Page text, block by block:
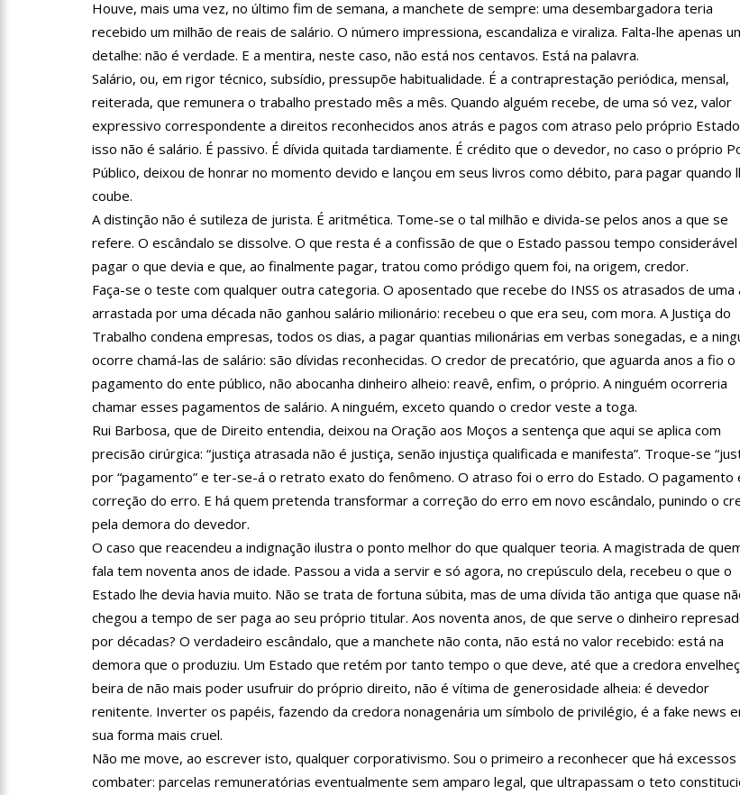
10:00 Linha Direta exibe vídeo com o corpo do menino Henry Borel
15:34 Faustão deixa Band após 1 ano e meio na emissora
Padrasto é pego assinando OnlyFans de enteada: “Me via fazendo sexo”
12:24 Vídeo de Zezé di Camargo desafinando viraliza e fãs lamentam: “Luto”
11:43 Postos serão fiscalizados para garantir queda nos preços, diz ministro
11:24 Campanha intensifica combate à violência sexual contra crianças
11:10 Constituição e Lei Maria da Penha ganham tradução em idioma indígena
11:04 Sine Manaus oferta 167 vagas de emprego nesta quinta-feira, 18/5
adolescentes vítimas de violência
13:24 Dia Mundial da Hipertensão: SES-AM orienta sobre prevenção e tratamento
adequado da doença
Professores do AM entram em greve e cobram reajuste salarial de 25%
13:14 Boi Caprichoso lança vídeos gravados pelos dançarinos da Troup Caprichoso e
13:07 Greve de ônibus é suspensa a pedido do prefeito de Manaus
Houve, mais uma vez, no último fim de semana, a manchete de sempre: uma desembargadora teria
recebido um milhão de reais de salário. O número impressiona, escandaliza e viraliza. Falta-lhe apenas
detalhe: não é verdade. E a mentira, neste caso, não está nos centavos. Está na palavra.
Salário, ou, em rigor técnico, subsídio, pressupõe habitualidade. É a contraprestação periódica, mensal,
reiterada, que remunera o trabalho prestado mês a mês. Quando alguém recebe, de uma só vez, valor
expressivo correspondente a direitos reconhecidos anos atrás e pagos com atraso pelo próprio
isso não é salário. É passivo. É dívida quitada tardiamente. É crédito que o devedor, no caso o próprio
Público, deixou de honrar no momento devido e lançou em seus livros como débito, para pagar quando
coube.
A distinção não é sutileza de jurista. É aritmética. Tome-se o tal milhão e divida-se pelos anos a que se
refere. O escândalo se dissolve. O que resta é a confissão de que o Estado passou tempo
pagar o que devia e que, ao finalmente pagar, tratou como pródigo quem foi, na origem, credor.
Faça-se o teste com qualquer outra categoria. O aposentado que recebe do INSS os atrasados de uma
arrastada por uma década não ganhou salário milionário: recebeu o que era seu, com mora. A Justiça do
Trabalho condena empresas, todos os dias, a pagar quantias milionárias em verbas sonegadas, e a
ocorre chamá-las de salário: são dívidas reconhecidas. O credor de precatório, que aguarda anos a fio o
pagamento do ente público, não abocanha dinheiro alheio: reavê, enfim, o próprio. A ninguém ocorreria
chamar esses pagamentos de salário. A ninguém, exceto quando o credor veste a toga.
Rui Barbosa, que de Direito entendia, deixou na Oração aos Moços a sentença que aqui se aplica com
precisão cirúrgica: “justiça atrasada não é justiça, senão injustiça qualificada e manifesta”. Troque-se
por “pagamento” e ter-se-á o retrato exato do fenômeno. O atraso foi o erro do Estado. O pagamento
correção do erro. E há quem pretenda transformar a correção do erro em novo escândalo, punindo o
pela demora do devedor.
O caso que reacendeu a indignação ilustra o ponto melhor do que qualquer teoria. A magistrada de
fala tem noventa anos de idade. Passou a vida a servir e só agora, no crepúsculo dela, recebeu o que o
Estado lhe devia havia muito. Não se trata de fortuna súbita, mas de uma dívida tão antiga que quase
chegou a tempo de ser paga ao seu próprio titular. Aos noventa anos, de que serve o dinheiro
por décadas? O verdadeiro escândalo, que a manchete não conta, não está no valor recebido: está na
demora que o produziu. Um Estado que retém por tanto tempo o que deve, até que a credora
beira de não mais poder usufruir do próprio direito, não é vítima de generosidade alheia: é devedor
renitente. Inverter os papéis, fazendo da credora nonagenária um símbolo de privilégio, é a fake news
sua forma mais cruel.
Não me move, ao escrever isto, qualquer corporativismo. Sou o primeiro a reconhecer que há excessos
combater: parcelas remuneratórias eventualmente sem amparo legal, que ultrapassam o teto